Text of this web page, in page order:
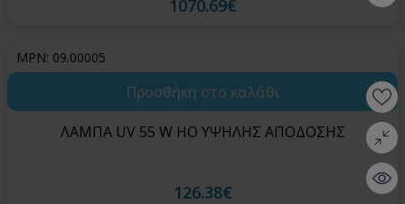
1070.69€
MPN: 09.00005
Quick
Προσθήκη στο καλάθι
ΛΑΜΠΑ UV 55 W HO ΥΨΗΛΗΣ ΑΠΟΔΟΣΗΣ
126.38€